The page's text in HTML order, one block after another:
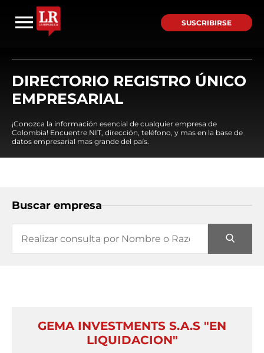
SUSCRIBIRSE
DIRECTORIO REGISTRO ÚNICO
EMPRESARIAL
¡Conozca la información esencial de cualquier empresa de
Colombia! Encuentre NIT, dirección, teléfono, y mas en la base de
datos empresarial mas grande del país.
Buscar empresa
GEMA INVESTMENTS S.A.S "EN
LIQUIDACION"